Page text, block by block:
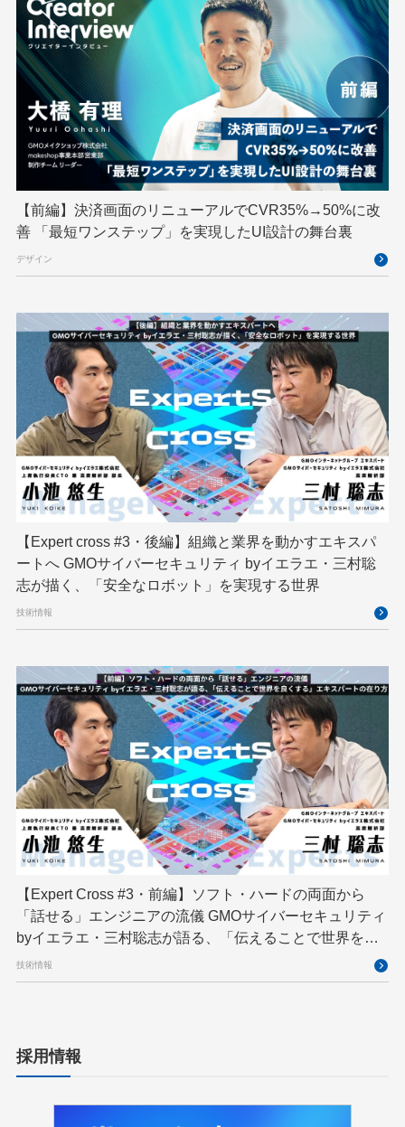
スパム対策 スペシャリスト セキュリティ
ソフトウェアサプライチェーン チームビルディング
デザイン ネットのセキュリティもGMO
ハーネスエンジニアリング バックエンド
ヒューマノイド ヒューマノイドロボット
プログラミング教育
ブロックチェーン フロントエンド ペアリング暗号
京大ミートアップ 京都大学 人型ロボット
人工知能 人工知能学会 国際ロボット展
国際標準化 基礎 多拠点開発 大阪公立大学
宮崎オフィス 強化学習 応用
技育プロジェクト 技術広報 技術書典
拡張知能 新卒 新卒研修
映像クリエイター 暗号 業務効率化
機械学習 決済 生成AI 産学連携
研究開発 耐量子暗号 脆弱性診断
【前編】決済画面のリニューアルでCVR35%→50%に改
善 「最短ワンステップ」を実現したUI設計の舞台裏
デザイン
【Expert cross #3・後編】組織と業界を動かすエキスパ
ートへ GMOサイバーセキュリティ byイエラエ・三村聡
志が描く、「安全なロボット」を実現する世界
技術情報
【Expert Cross #3・前編】ソフト・ハードの両面から
「話せる」エンジニアの流儀 GMOサイバーセキュリティ
byイエラエ・三村聡志が語る、「伝えることで世界を良
くする」エキスパートの在り方
技術情報
採用情報